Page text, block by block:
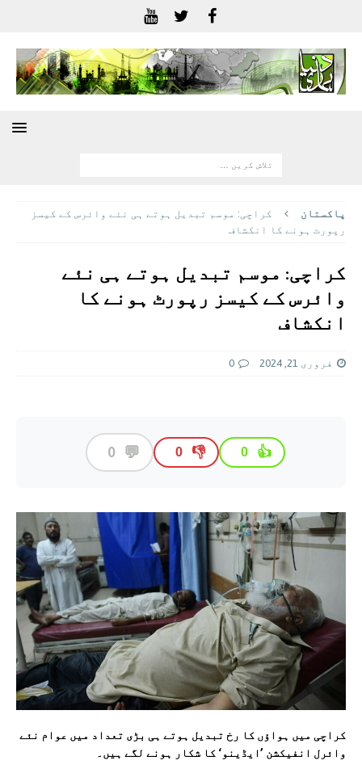
پاکستان
کراچی: موسم تبدیل ہوتے ہی نئے وائرس کے کیسز
رپورٹ ہونے کا انکشاف
کراچی: موسم تبدیل ہوتے ہی نئے
وائرس کے کیسز رپورٹ ہونے کا
انکشاف
فروری 21, 2024 0
👍
0
👎
0
💬
0
کراچی میں ہواؤں کا رخ تبدیل ہوتے ہی بڑی تعداد میں عوام نئے
وائرل انفیکشن ’ایڈینو‘ کا شکار ہونے لگے ہیں۔